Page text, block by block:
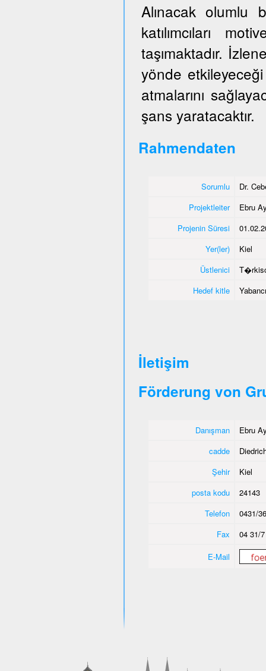
Alınacak olumlu
katılımcıları
taşımaktadır.
yönde
atmalarını
şans yaratacaktır.
Rahmendaten
Sorumlu
Dr.
Projektleiter
Ebru
Projenin Süresi
Yer(ler)
Kiel
Üstlenici
Hedef kitle
İletişim
Förderung von
Danışman
Ebru
cadde
Şehir
Kiel
posta kodu
24143
Telefon
0431/
Fax
04 31/
E-Mail